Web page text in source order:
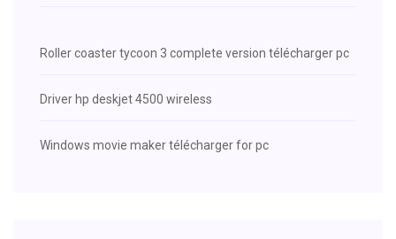
Roller coaster tycoon 3 complete version télécharger pc
Driver hp deskjet 4500 wireless
Windows movie maker télécharger for pc